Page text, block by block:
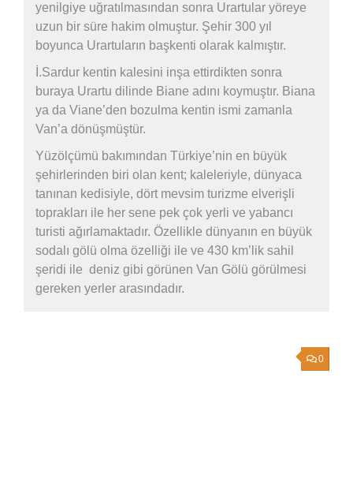
yenilgiye uğratılmasından sonra Urartular yöreye
uzun bir süre hakim olmuştur. Şehir 300 yıl
boyunca Urartuların başkenti olarak kalmıştır.
İ.Sardur kentin kalesini inşa ettirdikten sonra
buraya Urartu dilinde Biane adını koymuştır. Biana
ya da Viane’den bozulma kentin ismi zamanla
Van’a dönüşmüştür.
Yüzölçümü bakımından Türkiye’nin en büyük
şehirlerinden biri olan kent; kaleleriyle, dünyaca
tanınan kedisiyle, dört mevsim turizme elverişli
toprakları ile her sene pek çok yerli ve yabancı
turisti ağırlamaktadır. Özellikle dünyanın en büyük
sodalı gölü olma özelliği ile ve 430 km’lik sahil
şeridi ile deniz gibi görünen Van Gölü görülmesi
gereken yerler arasındadır.
0